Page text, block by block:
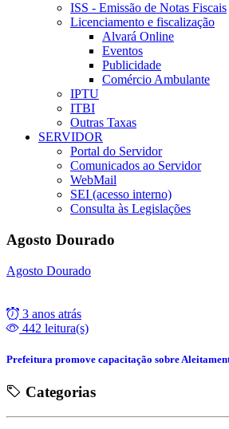
ISS - Emissão de Notas Fiscais
Licenciamento e fiscalização
Alvará Online
Eventos
Publicidade
Comércio Ambulante
IPTU
ITBI
Outras Taxas
SERVIDOR
Portal do Servidor
Comunicados ao Servidor
WebMail
SEI (acesso interno)
Consulta às Legislações
Agosto Dourado
Agosto Dourado
3 anos atrás
442 leitura(s)
Prefeitura promove capacitação sobre
Categorias